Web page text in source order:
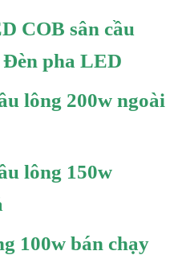
COB sân cầu
Đèn pha LED
lông 200w ngoài
lông 150w
100w bán chạy